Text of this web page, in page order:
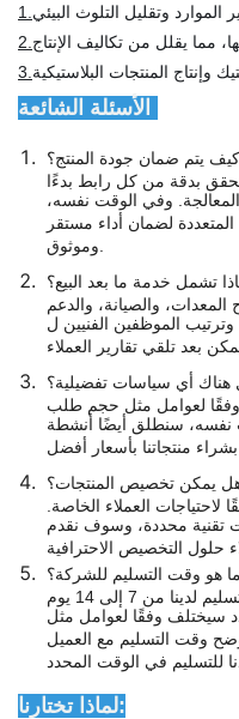
1.
2.
3.
كيف يتم ضمان جودة المنتج؟
بدقة من كل رابط بدءًا
وفي الوقت نفسه،
لضمان أداء مستقر
وموثوق.
تشمل خدمة ما بعد البيع؟
المعدات، والصيانة، والدعم
الموظفين الفنيين ل
هناك أي سياسات تفضيلية؟
لعوامل مثل حجم طلب
نفسه، سنطلق أيضًا أنشطة
يمكن تخصيص المنتجات؟
لاحتياجات العملاء الخاصة.
تقنية محددة، وسوف نقدم
ما هو وقت التسليم للشركة؟
في الظروف العادية، يكون وقت التسليم لدينا من 7 إلى 14 يوم
سيختلف وفقًا لعوامل مثل
وقت التسليم مع العميل
لماذا تختارنا: